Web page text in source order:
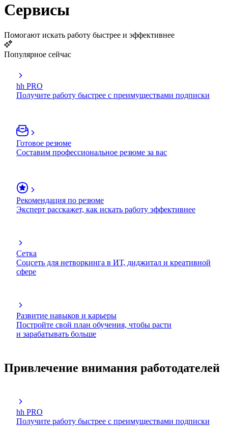
Сервисы
Помогают искать работу быстрее и эффективнее
Популярное сейчас
hh PRO
Получите работу быстрее с преимуществами подписки
Готовое резюме
Составим профессиональное резюме за вас
Рекомендация по резюме
Эксперт расскажет, как искать работу эффективнее
Сетка
Соцсеть для нетворкинга в ИТ, диджитал и креативной
сфере
Развитие навыков и карьеры
Постройте свой план обучения, чтобы расти
и зарабатывать больше
Привлечение внимания работодателей
hh PRO
Получите работу быстрее с преимуществами подписки